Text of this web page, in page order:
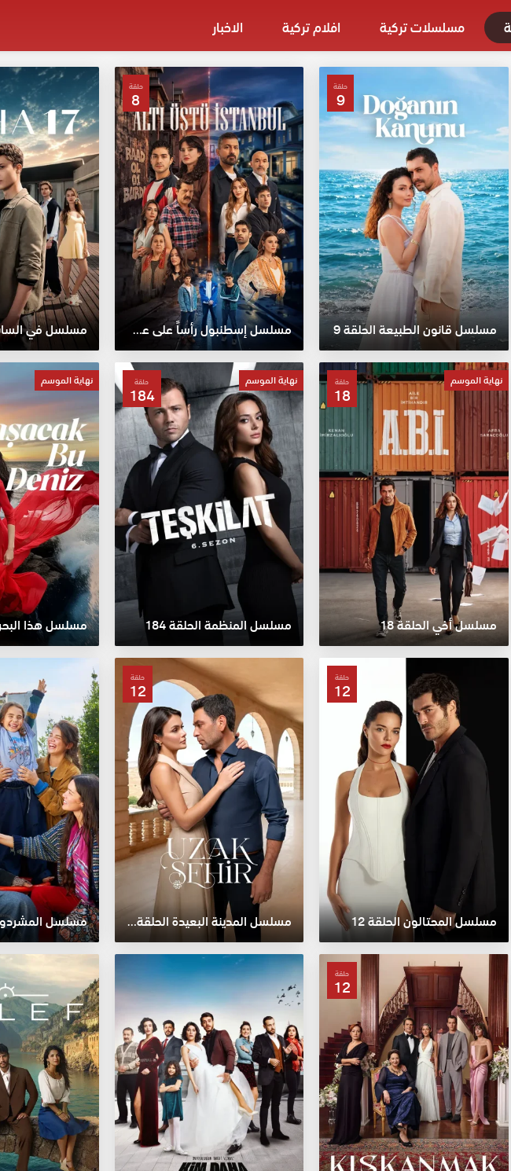
مسلسلات تركية افلام تركية الاخبار
حلقة
9
مسلسل قانون الطبيعة الحلقة 9
حلقة
8
مسلسل إسطنبول رأساً على عقب الحلقة 8
نهاية الموسم حلقة
18
مسلسل أخي الحلقة 18
نهاية الموسم حلقة
184
مسلسل المنظمة الحلقة 184
نهاية الموسم
حلقة
12
مسلسل المحتالون الحلقة 12
حلقة
12
مسلسل المدينة البعيدة الحلقة 12 مسلسل
حلقة
12